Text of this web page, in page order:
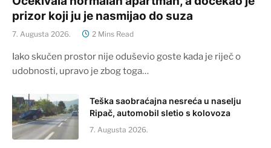
prizor koji ju je nasmijao do suza
7. Augusta 2026. 2 Mins Read
Iako skučen prostor nije oduševio goste kada je riječ o
udobnosti, upravo je zbog toga…
Teška saobraćajna nesreća u naselju
Ripač, automobil sletio s kolovoza
7. Augusta 2026.